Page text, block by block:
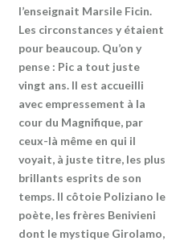
l’enseignait Marsile Ficin.
Les circonstances y étaient
pour beaucoup. Qu’on y
pense : Pic a tout juste
vingt ans. Il est accueilli
avec empressement à la
cour du Magnifique, par
ceux-là même en qui il
voyait, à juste titre, les plus
brillants esprits de son
temps. Il côtoie Poliziano le
poète, les frères Benivieni
dont le mystique Girolamo,